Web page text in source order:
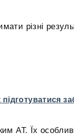
різні
підготуватися
АТ. Їх